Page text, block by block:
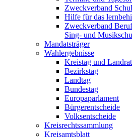
Zweckverband
Hilfe für das
Zweckverband
Sing- und
Mandatsträger
Wahlergebnisse
Kreistag und Landrat
Bezirkstag
Landtag
Bundestag
Europaparlament
Bürgerentscheide
Volksentscheide
Kreisrechtssammlung
Kreisamtsblatt